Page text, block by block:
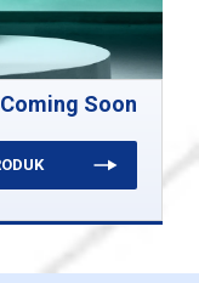
Coming Soon